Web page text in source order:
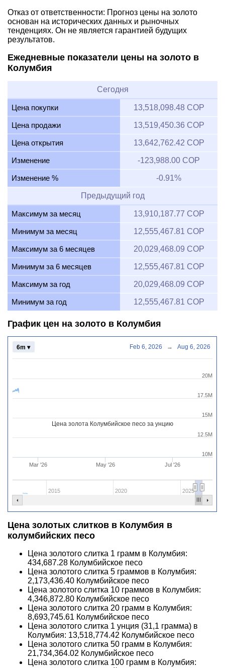
Отказ от ответственности: Прогноз цены на золото
основан на исторических данных и рыночных
тенденциях. Он не является гарантией будущих
результатов.
Ежедневные показатели цены на золото в
Колумбия
Сегодня
Цена покупки 13,518,098.48 COP
Цена продажи 13,519,450.36 COP
Цена открытия 13,642,762.42 COP
Изменение -123,988.00 COP
Изменение % -0.91%
Предыдущий год
Максимум за месяц 13,910,187.77 COP
Минимум за месяц 12,555,467.81 COP
Максимум за 6 месяцев 20,029,468.09 COP
Минимум за 6 месяцев 12,555,467.81 COP
Максимум за год 20,029,468.09 COP
Минимум за год 12,555,467.81 COP
График цен на золото в Колумбия
Цена золота Колумбийское песо за унцию
Mar '26 May '26 Jul '26
2015 2020 2025
20M
10M
12.5M
15M
17.5M
6m ▾ Feb 6, 2026 → Aug 6, 2026
Цена золотых слитков в Колумбия в
колумбийских песо
Цена золотого слитка 1 грамм в Колумбия:
434,687.28 Колумбийское песо
Цена золотого слитка 5 граммов в Колумбия:
2,173,436.40 Колумбийское песо
Цена золотого слитка 10 граммов в Колумбия:
4,346,872.80 Колумбийское песо
Цена золотого слитка 20 грамм в Колумбия:
8,693,745.61 Колумбийское песо
Цена золотого слитка 1 унция (31,1 грамма) в
Колумбия: 13,518,774.42 Колумбийское песо
Цена золотого слитка 50 грамм в Колумбия:
21,734,364.02 Колумбийское песо
Цена золотого слитка 100 грамм в Колумбия: